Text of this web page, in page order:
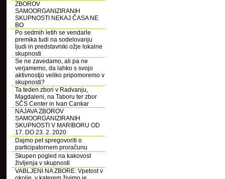
ZBOROV
SAMOORGANIZIRANIH
SKUPNOSTI NEKAJ ČASA NE
BO
Po sedmih letih se vendarle
premika tudi na sodelovanju
ljudi in predstavniki ožje lokalne
skupnosti
Se ne zavedamo, ali pa ne
verjamemo, da lahko s svojo
aktivnostjo veliko pripomoremo v
skupnosti?
Ta teden zbori v Radvanju,
Magdaleni, na Taboru ter zbor
SČS Center in Ivan Cankar
NAJAVA ZBOROV
SAMOORGANIZIRANIH
SKUPNOSTI V MARIBORU OD
17. DO 23. 2. 2020
Dajmo pet spregovoriti o
participatornem proračunu
Skupen pogled na kakovost
življenja v skupnosti
VABLJENI NA ZBORE: Vpetost v